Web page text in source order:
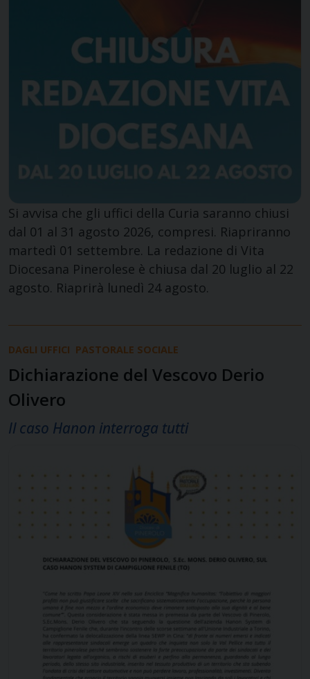
Si avvisa che gli uffici della Curia saranno chiusi
dal 01 al 31 agosto 2026, compresi. Riapriranno
martedì 01 settembre. La redazione di Vita
Diocesana Pinerolese è chiusa dal 20 luglio al 22
agosto. Riaprirà lunedì 24 agosto.
DAGLI UFFICI PASTORALE SOCIALE
Dichiarazione del Vescovo Derio
Olivero
Il caso Hanon interroga tutti